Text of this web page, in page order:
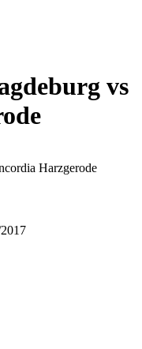
vs
Harzgerode